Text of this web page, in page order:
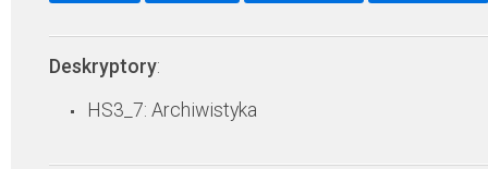
Deskryptory:
HS3_7: Archiwistyka